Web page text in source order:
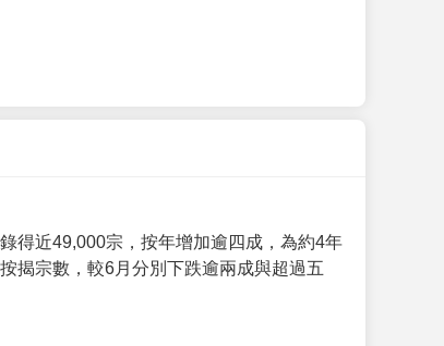
得近49,000宗，按年增加逾四成，為約4年
揭宗數，較6月分別下跌逾兩成與超過五